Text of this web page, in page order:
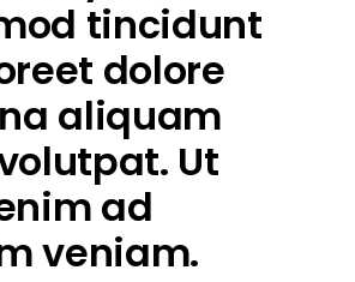
tincidunt
dolore
aliquam
Ut
ad
veniam.